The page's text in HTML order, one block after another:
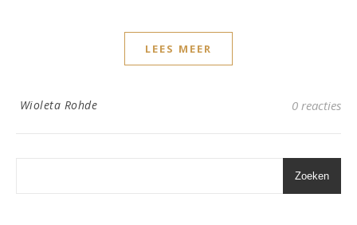
LEES MEER
Wioleta Rohde 0 reacties
Zoeken